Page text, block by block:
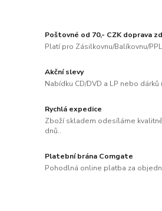
Poštovné od 70,- CZK doprava
Platí pro Zásilkovnu/Balíkovnu/
Akční slevy
Nabídku CD/DVD a LP nebo
Rychlá expedice
Zboží skladem odesíláme
dnů..
Platební brána Comgate
Pohodlná online platba za